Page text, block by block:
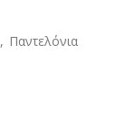
, Παντελόνια